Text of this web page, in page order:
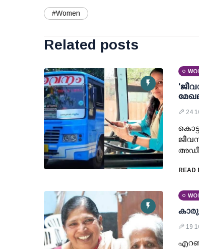
#Women
Related posts
24
READ
19